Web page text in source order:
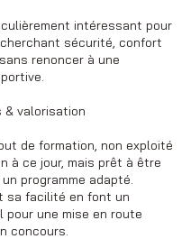
intéressant pour
sécurité, confort
renoncer à une
& valorisation
de formation, non exploité
à ce jour, mais prêt à être
programme adapté.
sa facilité en font un
pour une mise en route
concours.